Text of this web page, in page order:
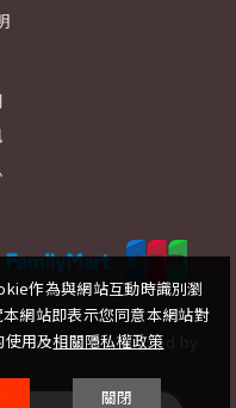
reserved.│ Designed by
作為與網站互動時識別瀏
網站即表示您同意本網站對
用及相關隱私權政策
關閉